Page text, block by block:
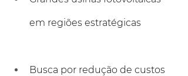
em regiões estratégicas
Busca por redução de custos